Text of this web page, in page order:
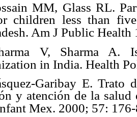
MM, Glass RL.
children less than
Am J Public
V, Sharma A.
in India. Health
Garibay E. Trato
y atención de la salud
Mex. 2000; 57: